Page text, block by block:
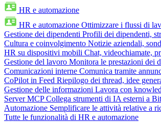
HR e automazione
HR e automazione Ottimizzare i flussi di
Gestione dei dipendenti Profili dei dipendenti,
Cultura e coinvolgimento Notizie aziendali,
HR su dispositivi mobili Chat, videochiamate,
Gestione del lavoro Monitora le prestazioni dei
Comunicazioni interne Comunica tramite
CoPilot in Feed Riepilogo dei thread, idee
Gestione delle informazioni Lavora con
Server MCP Collega strumenti di IA esterni a
Automazione Semplificare le attività relative a
Tutte le funzionalità di HR e automazione